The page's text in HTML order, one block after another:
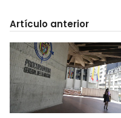
Artículo anterior